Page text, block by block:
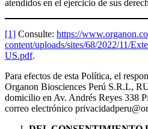
atendidos en el ejercicio de sus
[1] Consulte: https://
content/uploads/sites/68/2022/11/
US.pdf.
Para efectos de esta Política, el
Organon Biosciences Perú S.R.L,
domicilio en Av. Andrés Reyes 338
correo electrónico